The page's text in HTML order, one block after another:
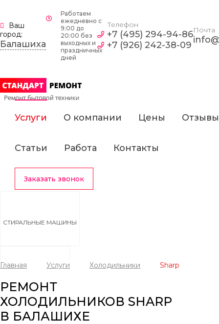
Ваш
город:
Балашиха
Работаем
ежедневно c
9:00 до
20:00 без
выходных и
праздничных
дней
Телефон
+7 (495) 294-94-86
+7 (926) 242-38-09
Почта
Услуги О компании Цены Отзывы
Статьи Работа Контакты
Заказать звонок
СТИРАЛЬНЫЕ МАШИНЫ
Главная Услуги Холодильники Sharp
РЕМОНТ
ХОЛОДИЛЬНИКОВ SHARP
В БАЛАШИХЕ